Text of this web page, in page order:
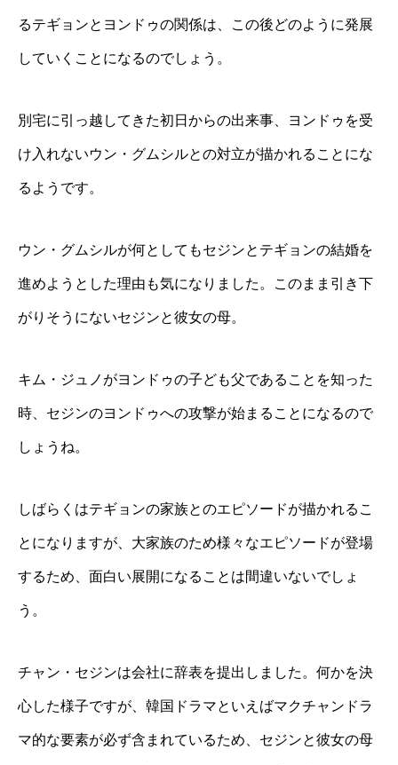
るテギョンとヨンドゥの関係は、この後どのように発展
していくことになるのでしょう。
別宅に引っ越してきた初日からの出来事、ヨンドゥを受
け入れないウン・グムシルとの対立が描かれることにな
るようです。
ウン・グムシルが何としてもセジンとテギョンの結婚を
進めようとした理由も気になりました。このまま引き下
がりそうにないセジンと彼女の母。
キム・ジュノがヨンドゥの子ども父であることを知った
時、セジンのヨンドゥへの攻撃が始まることになるので
しょうね。
しばらくはテギョンの家族とのエピソードが描かれるこ
とになりますが、大家族のため様々なエピソードが登場
するため、面白い展開になることは間違いないでしょ
う。
チャン・セジンは会社に辞表を提出しました。何かを決
心した様子ですが、韓国ドラマといえばマクチャンドラ
マ的な要素が必ず含まれているため、セジンと彼女の母